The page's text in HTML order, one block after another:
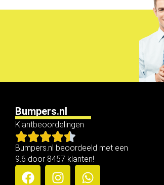
Bumpers.nl
Klantbeoordelingen
Bumpers.nl beoordeeld met een
9.6 door 8457 klanten!